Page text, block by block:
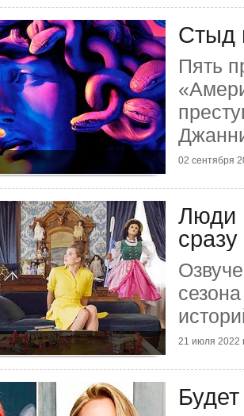
Стыд
Пять
02 сентября
Люди
21 июля 2022